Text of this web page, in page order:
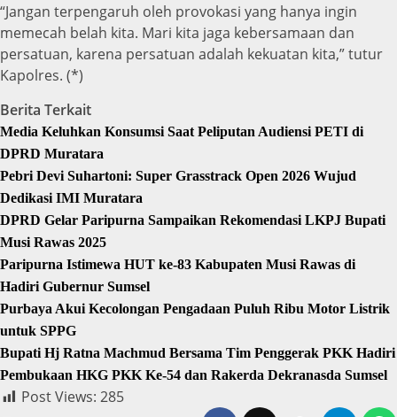
“Jangan terpengaruh oleh provokasi yang hanya ingin
memecah belah kita. Mari kita jaga kebersamaan dan
persatuan, karena persatuan adalah kekuatan kita,” tutur
Kapolres. (*)
Berita Terkait
Media Keluhkan Konsumsi Saat Peliputan Audiensi PETI di
DPRD Muratara
Pebri Devi Suhartoni: Super Grasstrack Open 2026 Wujud
Dedikasi IMI Muratara
DPRD Gelar Paripurna Sampaikan Rekomendasi LKPJ Bupati
Musi Rawas 2025
Paripurna Istimewa HUT ke-83 Kabupaten Musi Rawas di
Hadiri Gubernur Sumsel
Purbaya Akui Kecolongan Pengadaan Puluh Ribu Motor Listrik
untuk SPPG
Bupati Hj Ratna Machmud Bersama Tim Penggerak PKK Hadiri
Pembukaan HKG PKK Ke-54 dan Rakerda Dekranasda Sumsel
Post Views: 285